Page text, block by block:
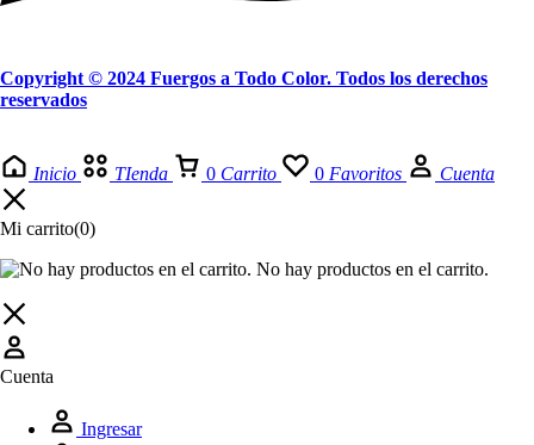
Copyright © 2024 Fuergos a Todo Color. Todos los derechos
reservados
Inicio TIenda 0 Carrito 0 Favoritos Cuenta
Mi carrito(0)
No hay productos en el carrito.
Cuenta
Ingresar